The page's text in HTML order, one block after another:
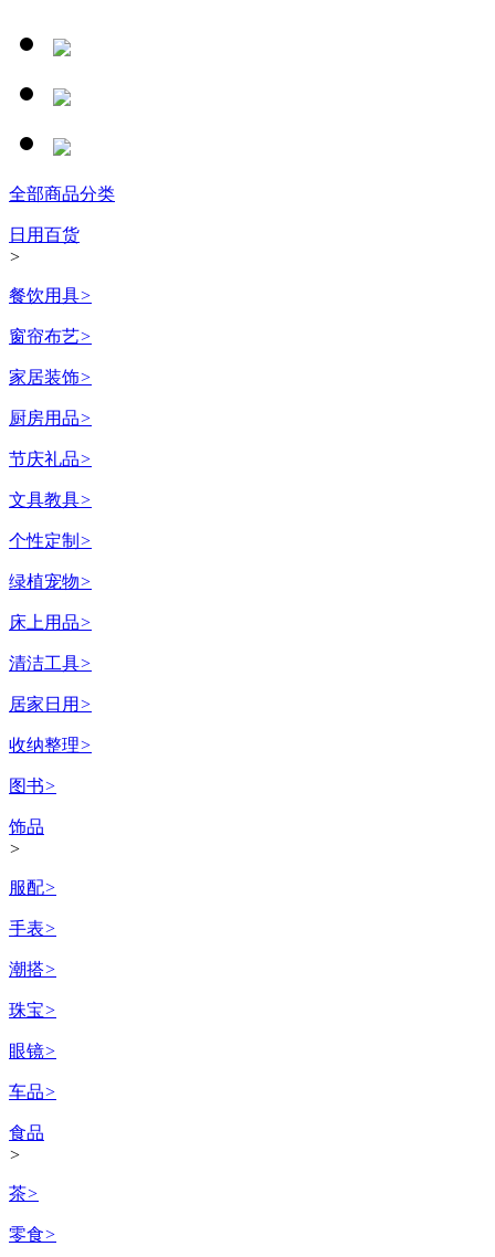
全部商品分类
日用百货
>
餐饮用具>
窗帘布艺>
家居装饰>
厨房用品>
节庆礼品>
文具教具>
个性定制 >
绿植宠物>
床上用品>
清洁工具>
居家日用 >
收纳整理>
图书>
饰品
>
服配>
手表>
潮搭>
珠宝>
眼镜>
车品>
食品
>
茶>
零食>